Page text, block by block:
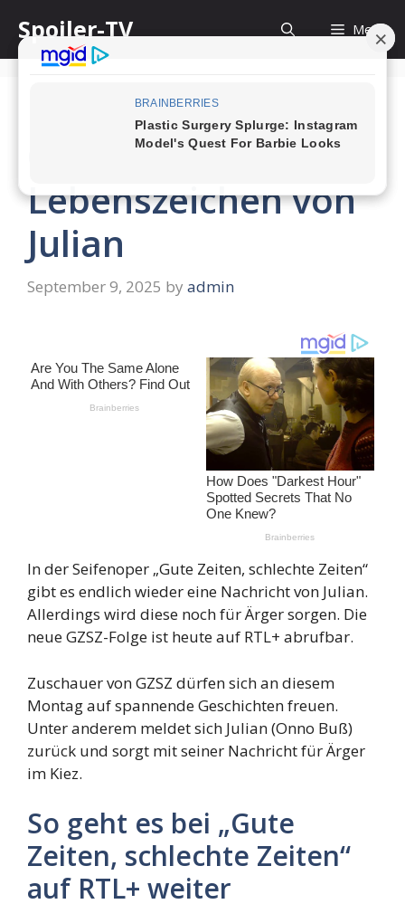
content
Spoiler-TV Menu
GZSZ: Neues
Lebenszeichen von
Julian
September 9, 2025 by admin
In der Seifenoper „Gute Zeiten, schlechte Zeiten“
gibt es endlich wieder eine Nachricht von Julian.
Allerdings wird diese noch für Ärger sorgen. Die
neue GZSZ-Folge ist heute auf RTL+ abrufbar.
Zuschauer von GZSZ dürfen sich an diesem
Montag auf spannende Geschichten freuen.
Unter anderem meldet sich Julian (Onno Buß)
zurück und sorgt mit seiner Nachricht für Ärger
im Kiez.
So geht es bei „Gute
Zeiten, schlechte Zeiten“
auf RTL+ weiter